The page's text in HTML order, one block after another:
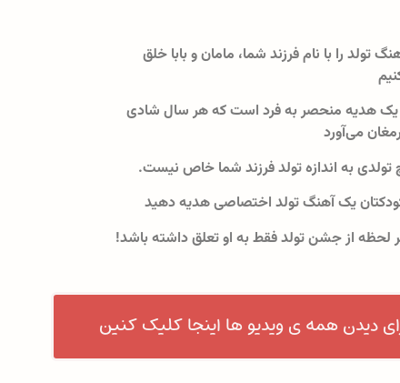
تولد را با نام فرزند شما، مامان و بابا خلق
یک هدیه منحصر به فرد است که هر سال شادی
می‌آورد
به اندازه تولد فرزند شما خاص نیست.
یک آهنگ تولد اختصاصی هدیه دهید
لحظه از جشن تولد فقط به او تعلق داشته باشد!
دیدن همه ی ویدیو ها اینجا کلیک کنین